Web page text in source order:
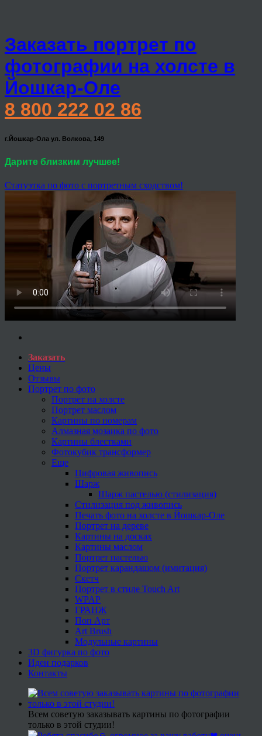
Заказать портрет по
фотографии на холсте в
Йошкар-Оле
8 800 222 02 86
г.Йошкар-Ола ул. Волкова, 149
Дарите близким лучшее!
Статуэтка по фото с портретным сходством!
Заказать
Цены
Отзывы
Портрет по фото
Портрет на холсте
Портрет маслом
Картины по номерам
Алмазная мозаика по фото
Картины блестками
Фотокубик трансформер
Еще
Цифровая живопись
Шарж
Шарж пастелью (стилизация)
Стилизация под живопись
Печать фото на холсте в Йошкар-Оле
Портрет на дереве
Картины на досках
Картины маслом
Портрет пастелью
Портрет карандашом (имитация)
Скетч
Портрет в стиле Touch Art
WPAP
ГРАНЖ
Поп Арт
Art Brush
Модульные картины
3D фигурка по фото
Идеи подарков
Контакты
Всем советую заказывать картины по фотографии
только в этой студии!